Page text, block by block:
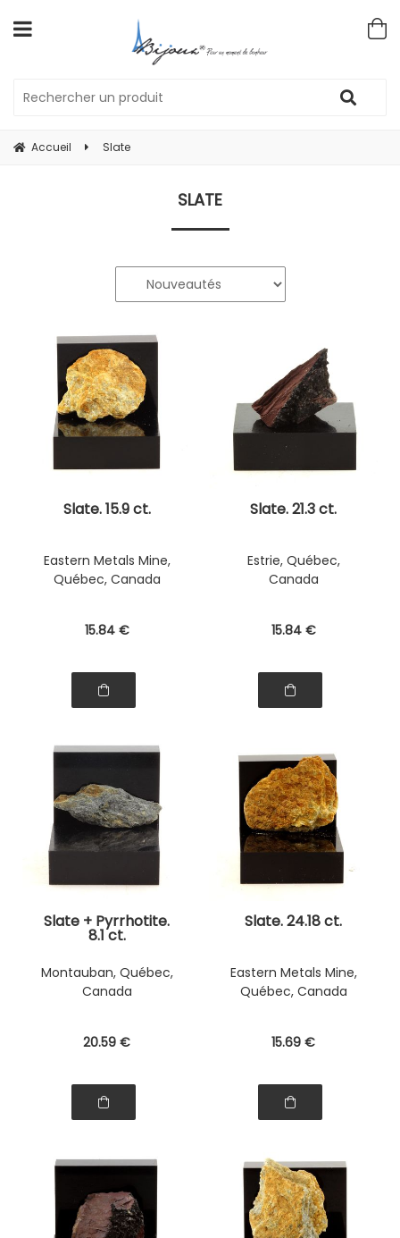
Accueil Slate
SLATE
Slate. 15.9 ct.
Eastern Metals Mine,
Québec, Canada
15.84 €
Slate. 21.3 ct.
Estrie, Québec,
Canada
15.84 €
Slate + Pyrrhotite.
8.1 ct.
Montauban, Québec,
Canada
20.59 €
Slate. 24.18 ct.
Eastern Metals Mine,
Québec, Canada
15.69 €